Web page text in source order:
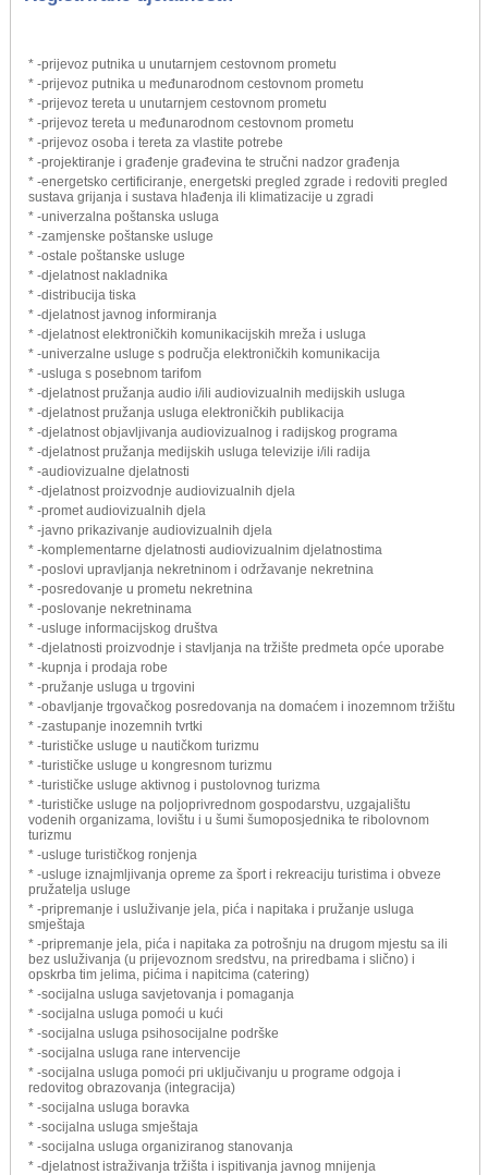
* -prijevoz putnika u unutarnjem cestovnom prometu
* -prijevoz putnika u međunarodnom cestovnom prometu
* -prijevoz tereta u unutarnjem cestovnom prometu
* -prijevoz tereta u međunarodnom cestovnom prometu
* -prijevoz osoba i tereta za vlastite potrebe
* -projektiranje i građenje građevina te stručni nadzor građenja
* -energetsko certificiranje, energetski pregled zgrade i redoviti pregled
sustava grijanja i sustava hlađenja ili klimatizacije u zgradi
* -univerzalna poštanska usluga
* -zamjenske poštanske usluge
* -ostale poštanske usluge
* -djelatnost nakladnika
* -distribucija tiska
* -djelatnost javnog informiranja
* -djelatnost elektroničkih komunikacijskih mreža i usluga
* -univerzalne usluge s područja elektroničkih komunikacija
* -usluga s posebnom tarifom
* -djelatnost pružanja audio i/ili audiovizualnih medijskih usluga
* -djelatnost pružanja usluga elektroničkih publikacija
* -djelatnost objavljivanja audiovizualnog i radijskog programa
* -djelatnost pružanja medijskih usluga televizije i/ili radija
* -audiovizualne djelatnosti
* -djelatnost proizvodnje audiovizualnih djela
* -promet audiovizualnih djela
* -javno prikazivanje audiovizualnih djela
* -komplementarne djelatnosti audiovizualnim djelatnostima
* -poslovi upravljanja nekretninom i održavanje nekretnina
* -posredovanje u prometu nekretnina
* -poslovanje nekretninama
* -usluge informacijskog društva
* -djelatnosti proizvodnje i stavljanja na tržište predmeta opće uporabe
* -kupnja i prodaja robe
* -pružanje usluga u trgovini
* -obavljanje trgovačkog posredovanja na domaćem i inozemnom tržištu
* -zastupanje inozemnih tvrtki
* -turističke usluge u nautičkom turizmu
* -turističke usluge u kongresnom turizmu
* -turističke usluge aktivnog i pustolovnog turizma
* -turističke usluge na poljoprivrednom gospodarstvu, uzgajalištu
vodenih organizama, lovištu i u šumi šumoposjednika te ribolovnom
turizmu
* -usluge turističkog ronjenja
* -usluge iznajmljivanja opreme za šport i rekreaciju turistima i obveze
pružatelja usluge
* -pripremanje i usluživanje jela, pića i napitaka i pružanje usluga
smještaja
* -pripremanje jela, pića i napitaka za potrošnju na drugom mjestu sa ili
bez usluživanja (u prijevoznom sredstvu, na priredbama i slično) i
opskrba tim jelima, pićima i napitcima (catering)
* -socijalna usluga savjetovanja i pomaganja
* -socijalna usluga pomoći u kući
* -socijalna usluga psihosocijalne podrške
* -socijalna usluga rane intervencije
* -socijalna usluga pomoći pri uključivanju u programe odgoja i
redovitog obrazovanja (integracija)
* -socijalna usluga boravka
* -socijalna usluga smještaja
* -socijalna usluga organiziranog stanovanja
* -djelatnost istraživanja tržišta i ispitivanja javnog mnijenja